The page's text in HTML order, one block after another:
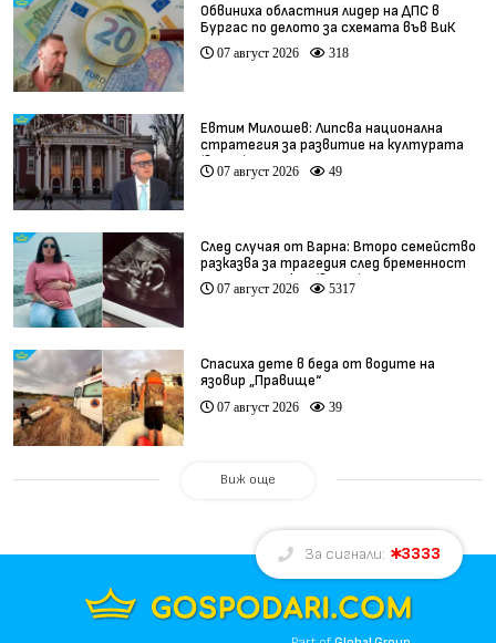
Обвиниха областния лидер на ДПС в
Бургас по делото за схемата във ВиК
07 август 2026 318
Евтим Милошев: Липсва национална
стратегия за развитие на културата
(видео)
07 август 2026 49
След случая от Варна: Второ семейство
разказва за трагедия след бременност
при същия лекар (видео)
07 август 2026 5317
Спасиха дете в беда от водите на
язовир „Правище“
07 август 2026 39
Виж още
За сигнали: 3333